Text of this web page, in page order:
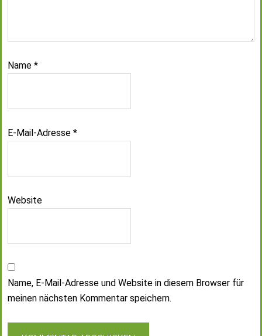
Name *
E-Mail-Adresse *
Website
Name, E-Mail-Adresse und Website in diesem Browser für
meinen nächsten Kommentar speichern.